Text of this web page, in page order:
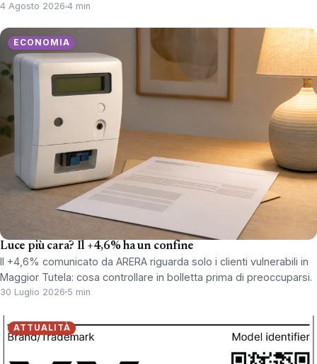
4 Agosto 2026 4 min
ECONOMIA
Luce più cara? Il +4,6% ha un confine
Il +4,6% comunicato da ARERA riguarda solo i clienti vulnerabili in
Maggior Tutela: cosa controllare in bolletta prima di preoccuparsi.
30 Luglio 2026 5 min
ATTUALITÀ